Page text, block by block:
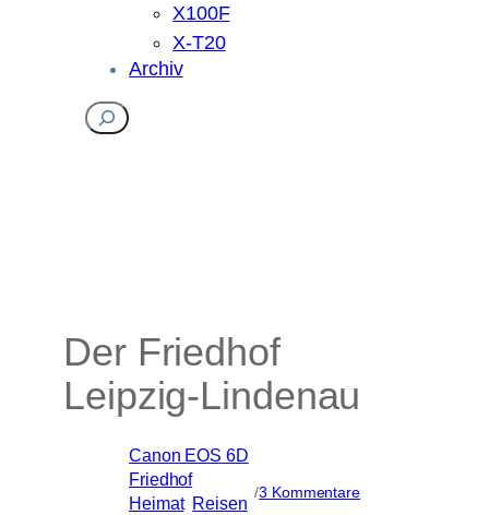
X100F
X-T20
Archiv
Suchen
Der Friedhof
Leipzig-Lindenau
Canon EOS 6D
Friedhof
Heimat, Reisen ,
/3 Kommentarezu